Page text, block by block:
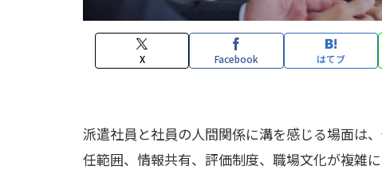
X Facebook はてブ
派遣社員と社員の人間関係に溝を感じる場面は
任範囲、情報共有、評価制度、職場文化が複雑に